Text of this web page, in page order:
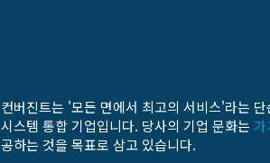
컨버진트는 '모든 면에서 최고의 서비스'라는
시스템 통합 기업입니다. 당사의 기업 문화는
공하는 것을 목표로 삼고 있습니다.